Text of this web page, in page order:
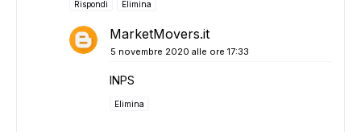
Rispondi Elimina
MarketMovers.it
5 novembre 2020 alle ore 17:33
INPS
Elimina